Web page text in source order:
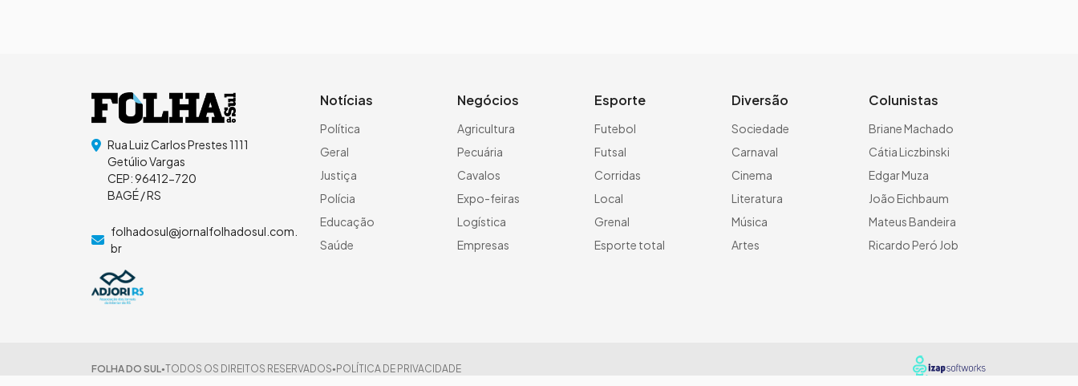
Rua Luiz Carlos Prestes 1111
Getúlio Vargas
CEP: 96412-720
BAGÉ / RS
folhadosul@jornalfolhadosul.com.
br
Notícias
Política
Geral
Justiça
Polícia
Educação
Saúde
Negócios
Agricultura
Pecuária
Cavalos
Expo-feiras
Logística
Empresas
Esporte
Futebol
Futsal
Corridas
Local
Grenal
Esporte total
Diversão
Sociedade
Carnaval
Cinema
Literatura
Música
Artes
Colunistas
Briane Machado
Cátia Liczbinski
Edgar Muza
João Eichbaum
Mateus Bandeira
Ricardo Peró Job
FOLHA DO SUL●TODOS OS DIREITOS RESERVADOS● POLÍTICA DE PRIVACIDADE